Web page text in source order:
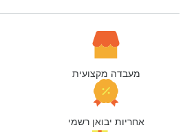
מעבדה מקצועית
אחריות יבואן רשמי